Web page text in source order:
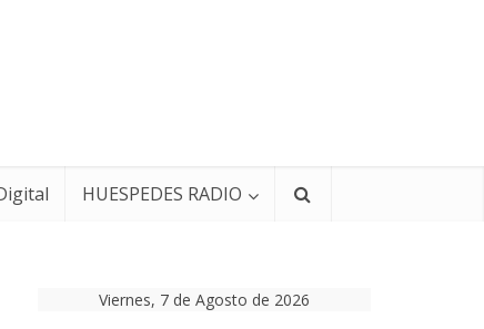
HUESPEDES RADIO
Viernes, 7 de Agosto de 2026